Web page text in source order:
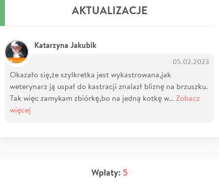
AKTUALIZACJE
Katarzyna Jakubik
05.02.2023
Okazało się,że szylkretka jest wykastrowana,jak
weterynarz ją uspał do kastracji znalazł bliznę na brzuszku.
Tak więc zamykam zbiórkę,bo na jedną kotkę w… Zobacz
więcej
Wpłaty: 5